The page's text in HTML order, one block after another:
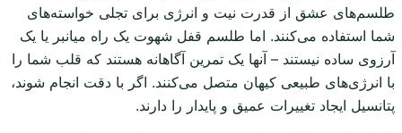
طلسم‌های عشق از قدرت نیت و انرژی برای تجلی خواسته‌های
شما استفاده می‌کنند. اما طلسم قفل شهوت یک راه میانبر یا یک
آرزوی ساده نیستند – آنها یک تمرین آگاهانه هستند که قلب شما را
با انرژی‌های طبیعی کیهان متصل می‌کنند. اگر با دقت انجام شوند،
پتانسیل ایجاد تغییرات عمیق و پایدار را دارند.